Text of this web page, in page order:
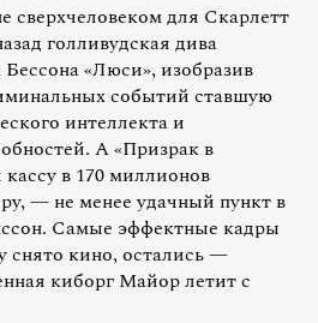
сверхчеловеком для Скарлетт
голливудская дива
«Люси», изобразив
событий ставшую
интеллекта и
А «Призрак в
в 170 миллионов
— не менее удачный пункт в
Самые эффектные кадры
снято кино, остались —
киборг Майор летит с